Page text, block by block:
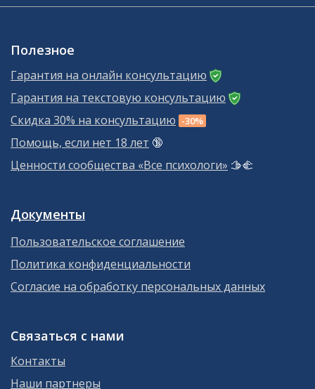
Полезное
Гарантия на онлайн консультацию
Гарантия на текстовую консультацию
Скидка 30% на консультацию -30%
Помощь, если нет 18 лет 🔞
Ценности сообщества «Все психологи» 🫱‍🫲
Документы
Пользовательское соглашение
Политика конфиденциальности
Согласие на обработку персональных данных
Связаться с нами
Контакты
Наши партнеры